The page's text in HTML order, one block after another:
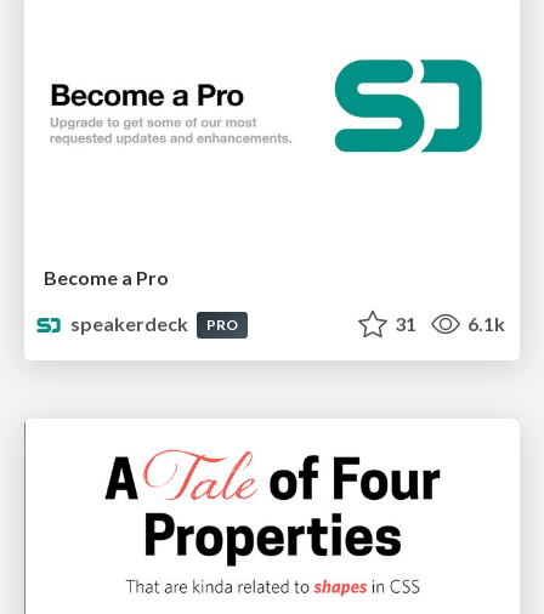
Become a Pro
speakerdeck
PRO 31 6.1k